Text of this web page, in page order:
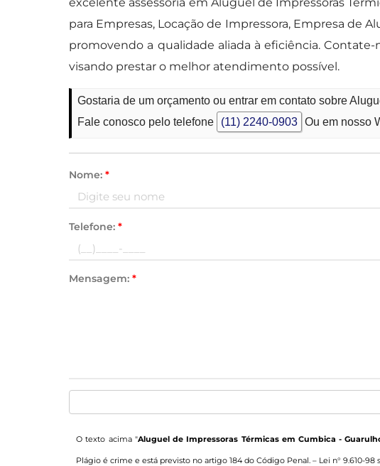
para Empresas, Locação de Impressora, Empresa de
promovendo a qualidade aliada à eficiência.
visando prestar o melhor atendimento possível.
Gostaria de um orçamento ou entrar em contato sobre
Fale conosco pelo telefone
(11) 2240-0903 Ou em nosso
Nome:*
Telefone:*
Mensagem:*
O texto acima "Aluguel de Impressoras Térmicas em Cumbica -
Plágio é crime e está previsto no artigo 184 do Código Penal. – Lei n° 9.610-98